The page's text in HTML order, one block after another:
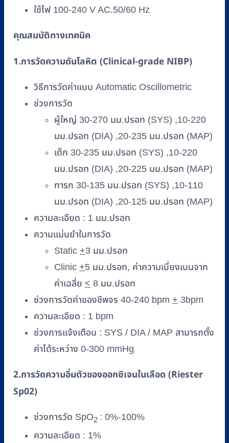
ใช้ไฟ 100-240 V AC.50/60 Hz
คุณสมบัติทางเทคนิค
1.การวัดความดันโลหิต (Clinical-grade NIBP)
วิธีการวัดค่าแบบ Automatic Oscillometric
ช่วงการวัด
ผู้ใหญ่ 30-270 มม.ปรอท (SYS) ,10-220
มม.ปรอท (DIA) ,20-235 มม.ปรอท (MAP)
เด็ก 30-235 มม.ปรอท (SYS) ,10-220
มม.ปรอท (DIA) ,20-225 มม.ปรอท (MAP)
ทารก 30-135 มม.ปรอท (SYS) ,10-110
มม.ปรอท (DIA) ,20-125 มม.ปรอท (MAP)
ความละเอียด : 1 มม.ปรอท
ความแม่นยำในการวัด
Static +3 มม.ปรอท
Clinic +5 มม.ปรอท, ค่าความเบี่ยงเบนจาก
ค่าเฉลี่ย < 8 มม.ปรอท
ช่วงการวัดค่าของชีพจร 40-240 bpm + 3bpm
ความละเอียด : 1 bpm
ช่วงการแจ้งเตือน : SYS / DIA / MAP สามารถตั้ง
ค่าได้ระหว่าง 0-300 mmHg
2.การวัดความอิ่มตัวของออกซิเจนในเลือด (Riester
Sp02)
ช่วงการวัด SpO2 : 0%-100%
ความละเอียด : 1%